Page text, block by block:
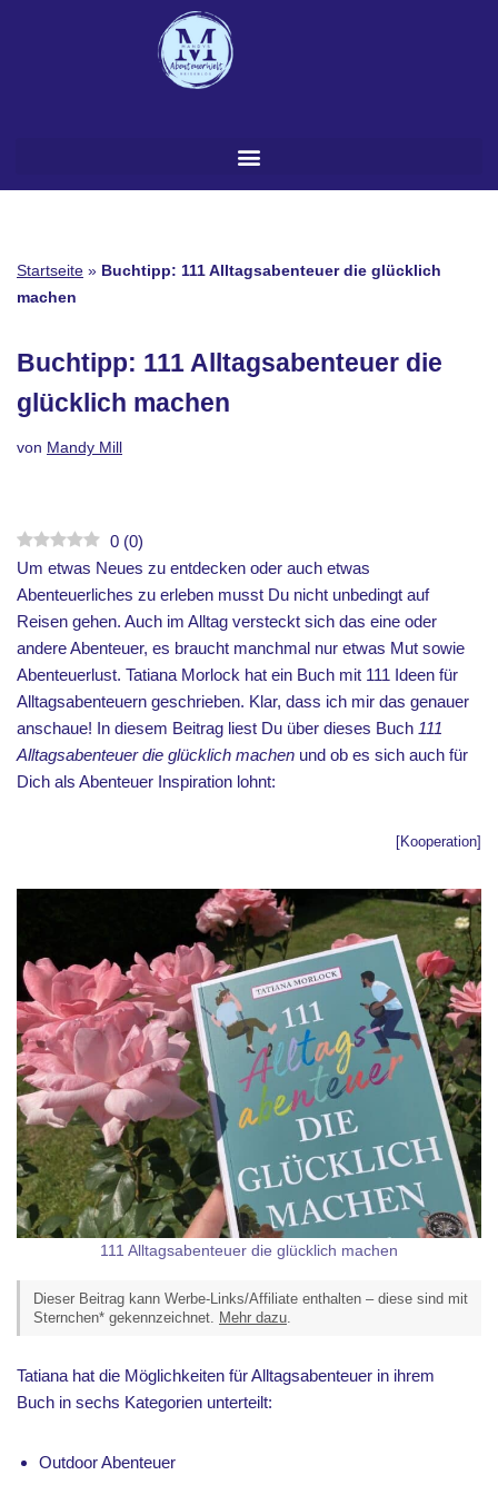
Startseite » Buchtipp: 111 Alltagsabenteuer die glücklich
machen
Buchtipp: 111 Alltagsabenteuer die
glücklich machen
von Mandy Mill
0 (0)
Um etwas Neues zu entdecken oder auch etwas
Abenteuerliches zu erleben musst Du nicht unbedingt auf
Reisen gehen. Auch im Alltag versteckt sich das eine oder
andere Abenteuer, es braucht manchmal nur etwas Mut sowie
Abenteuerlust. Tatiana Morlock hat ein Buch mit 111 Ideen für
Alltagsabenteuern geschrieben. Klar, dass ich mir das genauer
anschaue! In diesem Beitrag liest Du über dieses Buch 111
Alltagsabenteuer die glücklich machen und ob es sich auch für
Dich als Abenteuer Inspiration lohnt:
[Kooperation]
111 Alltagsabenteuer die glücklich machen
Dieser Beitrag kann Werbe-Links/Affiliate enthalten – diese sind mit
Sternchen* gekennzeichnet. Mehr dazu.
Tatiana hat die Möglichkeiten für Alltagsabenteuer in ihrem
Buch in sechs Kategorien unterteilt:
Outdoor Abenteuer